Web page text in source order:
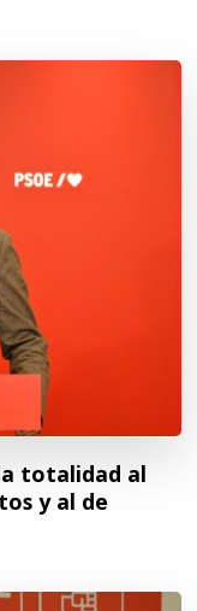
totalidad al
y al de